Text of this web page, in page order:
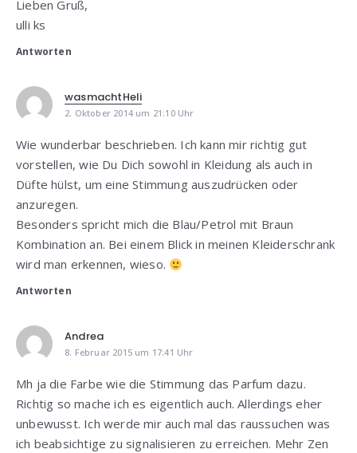
Lieben Gruß,
ulli ks
Antworten
wasmachtHeli
2. Oktober 2014 um 21:10 Uhr
Wie wunderbar beschrieben. Ich kann mir richtig gut
vorstellen, wie Du Dich sowohl in Kleidung als auch in
Düfte hülst, um eine Stimmung auszudrücken oder
anzuregen.
Besonders spricht mich die Blau/Petrol mit Braun
Kombination an. Bei einem Blick in meinen Kleiderschrank
wird man erkennen, wieso.
Antworten
Andrea
8. Februar 2015 um 17:41 Uhr
Mh ja die Farbe wie die Stimmung das Parfum dazu.
Richtig so mache ich es eigentlich auch. Allerdings eher
unbewusst. Ich werde mir auch mal das raussuchen was
ich beabsichtige zu signalisieren zu erreichen. Mehr Zen